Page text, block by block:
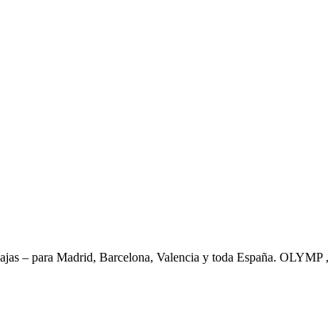
– para Madrid, Barcelona, Valencia y toda España.